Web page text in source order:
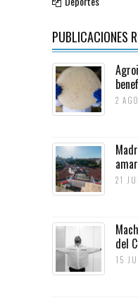
PUBLICACIONES
2
21
del
15